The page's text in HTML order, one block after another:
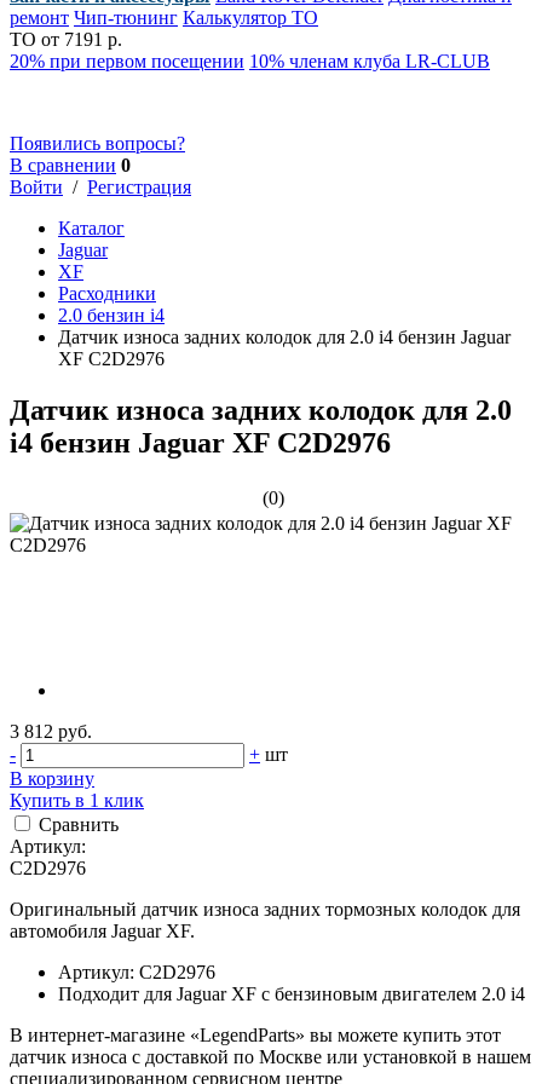
ремонт Чип-тюнинг Калькулятор ТО
ТО от 7191 р.
20% при первом посещении 10% членам клуба LR-CLUB
Появились вопросы?
В сравнении 0
Войти / Регистрация
Каталог
Jaguar
XF
Расходники
2.0 бензин i4
Датчик износа задних колодок для 2.0 i4 бензин Jaguar
XF C2D2976
Датчик износа задних колодок для 2.0
i4 бензин Jaguar XF C2D2976
(0)
3 812 руб.
-
+ шт
В корзину
Купить в 1 клик
Сравнить
Артикул:
C2D2976
Оригинальный датчик износа задних тормозных колодок для
автомобиля Jaguar XF.
Артикул: C2D2976
Подходит для Jaguar XF c бензиновым двигателем 2.0 i4
В интернет-магазине «LegendParts» вы можете купить этот
датчик износа с доставкой по Москве или установкой в нашем
специализированном сервисном центре